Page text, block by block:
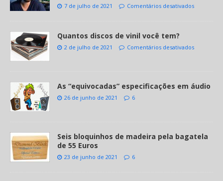
7 de julho de 2021 Comentários desativados
Quantos discos de vinil você tem?
2 de julho de 2021 Comentários desativados
As “equivocadas” especificações em áudio
26 de junho de 2021 6
Seis bloquinhos de madeira pela bagatela
de 55 Euros
23 de junho de 2021 6